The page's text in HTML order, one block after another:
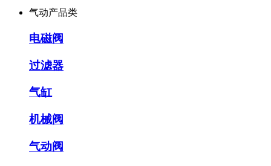
气动产品类
电磁阀
过滤器
气缸
机械阀
气动阀